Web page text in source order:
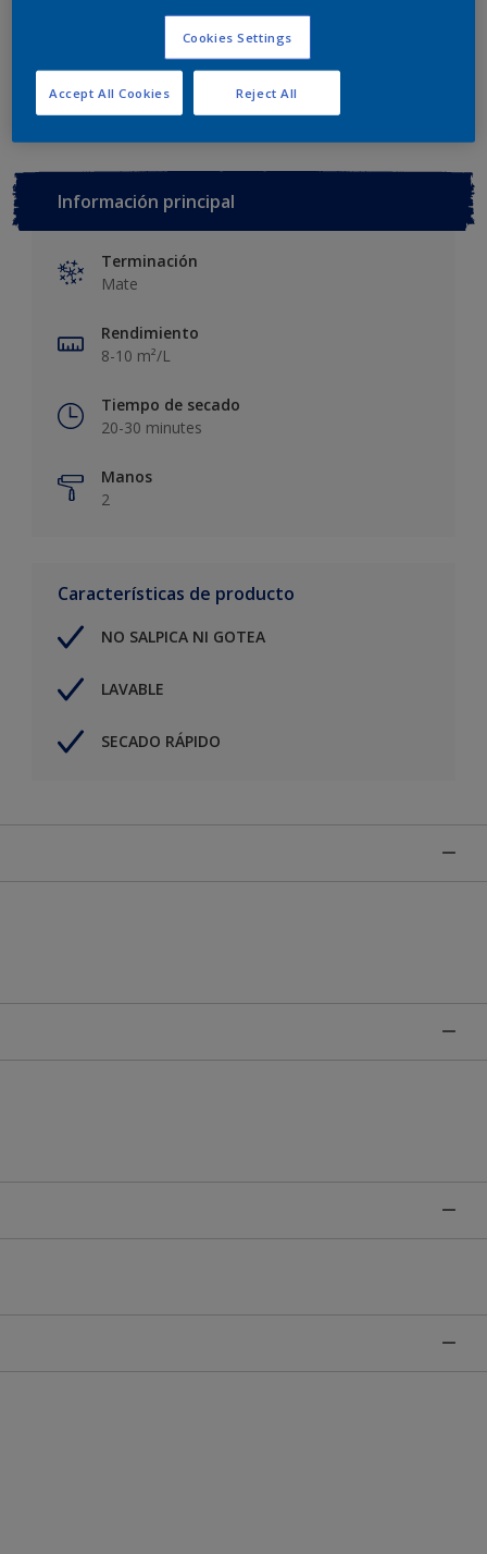
Agregar a espacio Encontrar una tienda
Información principal
Terminación
Mate
Rendimiento
8-10 m²/L
Tiempo de secado
20-30 minutes
Manos
2
Características de producto
NO SALPICA NI GOTEA
LAVABLE
SECADO RÁPIDO
Cookies Settings
Reject All
Accept All Cookies